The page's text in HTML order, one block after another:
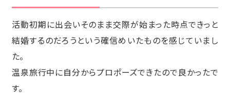
活動初期に出会いそのまま交際が始まった時点できっと
結婚するのだろうという確信めいたものを感じていまし
た。
温泉旅行中に自分からプロポーズできたので良かったで
す。